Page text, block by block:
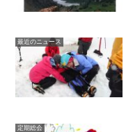
最近のニュース
定期総会